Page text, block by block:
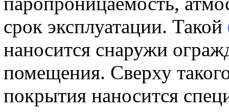
срок эксплуатации. Такой
наносится снаружи
помещения. Сверху
покрытия наносится